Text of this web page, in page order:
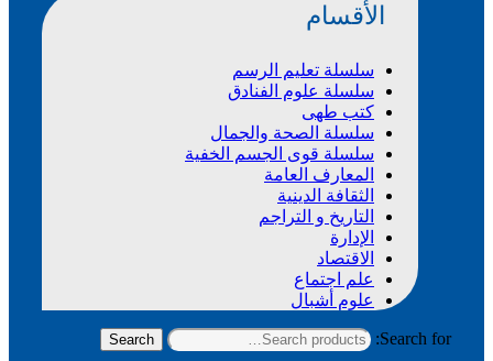
الأقسام
سلسلة تعليم الرسم
سلسلة علوم الفنادق
كتب طهى
سلسلة الصحة والجمال
سلسلة قوى الجسم الخفية
المعارف العامة
الثقافة الدينية
التاريخ و التراجم
الإدارة
الاقتصاد
علم اجتماع
علوم أشبال
Search for:
Search